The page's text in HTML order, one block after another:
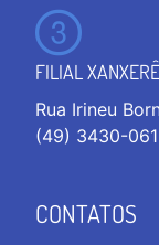
FILIAL XANXERÊ
Rua Irineu
(49) 3430-
CONTATOS